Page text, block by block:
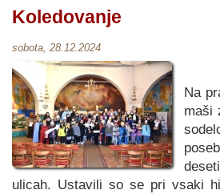
Koledovanje
sobota, 28.12.2024
Na
maši
ulicah. Ustavili so se pri vsaki